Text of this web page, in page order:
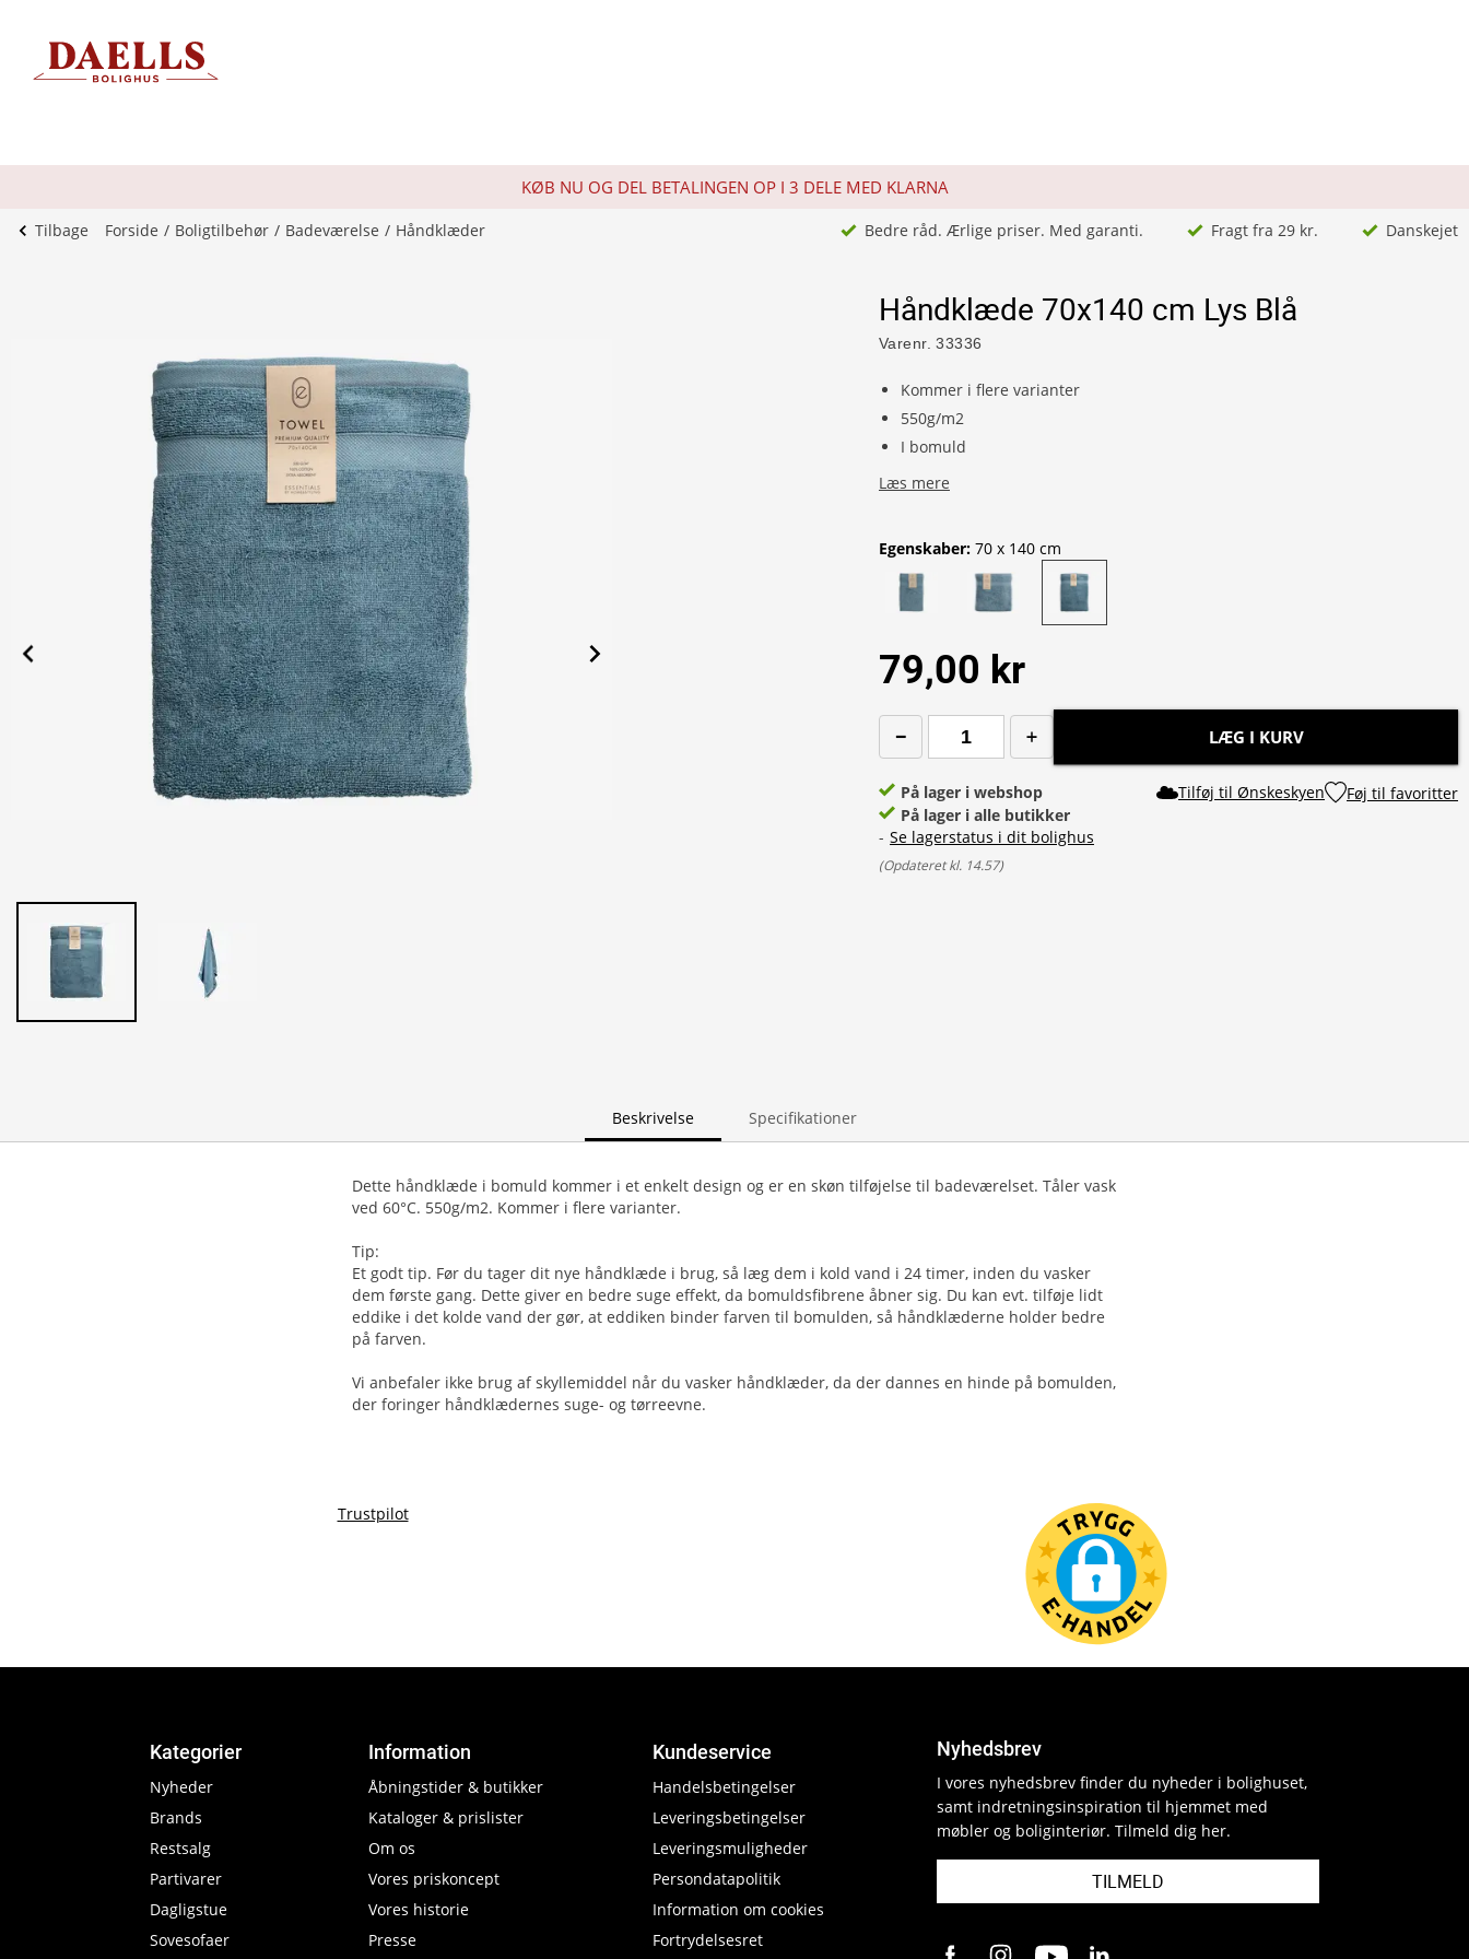
KØB NU OG DEL BETALINGEN OP I 3 DELE MED KLARNA
Tilbage Forside Boligtilbehør Badeværelse Håndklæder Bedre råd. Ærlige priser. Med garanti. Fragt fra 29 kr. Danskejet
Håndklæde 70x140 cm Lys Blå
Varenr. 33336
Kommer i flere varianter
550g/m2
I bomuld
Læs mere
Egenskaber: 70 x 140 cm
79,00 kr
LÆG I KURV
På lager i webshop
På lager i alle butikker
- Se lagerstatus i dit bolighus
(Opdateret kl. 14.57)
Tilføj til Ønskeskyen Føj til favoritter
Beskrivelse Specifikationer
Dette håndklæde i bomuld kommer i et enkelt design og er en skøn tilføjelse til badeværelset. Tåler vask
ved 60°C. 550g/m2. Kommer i flere varianter.
Tip:
Et godt tip. Før du tager dit nye håndklæde i brug, så læg dem i kold vand i 24 timer, inden du vasker
dem første gang. Dette giver en bedre suge effekt, da bomuldsfibrene åbner sig. Du kan evt. tilføje lidt
eddike i det kolde vand der gør, at eddiken binder farven til bomulden, så håndklæderne holder bedre
på farven.
Vi anbefaler ikke brug af skyllemiddel når du vasker håndklæder, da der dannes en hinde på bomulden,
der foringer håndklædernes suge- og tørreevne.
Trustpilot
Kategorier
Nyheder
Brands
Restsalg
Partivarer
Dagligstue
Sovesofaer
Information
Åbningstider & butikker
Kataloger & prislister
Om os
Vores priskoncept
Vores historie
Presse
Kundeservice
Handelsbetingelser
Leveringsbetingelser
Leveringsmuligheder
Persondatapolitik
Information om cookies
Fortrydelsesret
Nyhedsbrev
I vores nyhedsbrev finder du nyheder i bolighuset,
samt indretningsinspiration til hjemmet med
møbler og boliginteriør. Tilmeld dig her.
TILMELD